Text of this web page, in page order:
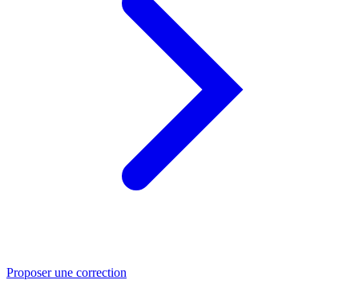
Proposer une correction